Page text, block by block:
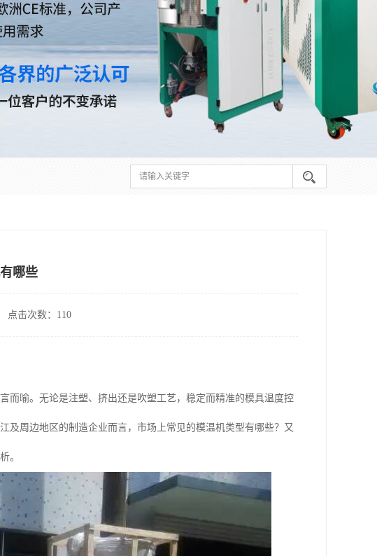
哪些
点击次数：110
而喻。无论是注塑、挤出还是吹塑工艺，稳定而精准的模具温度控
及周边地区的制造企业而言，市场上常见的模温机类型有哪些？又
。